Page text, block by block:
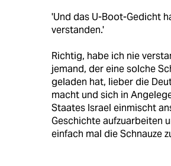
'Und das U-Boot-Gedicht
verstanden.'
Richtig, habe ich nie
jemand, der eine solche
geladen hat, lieber die
macht und sich in
Staates Israel einmischt
Geschichte aufzuarbeiten
einfach mal die Schnauze